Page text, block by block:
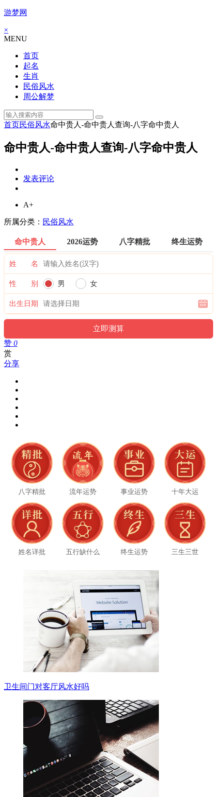
游梦网
×
MENU
首页
起名
生肖
民俗风水
周公解梦
首页民俗风水命中贵人-命中贵人查询-八字命中贵人
命中贵人-命中贵人查询-八字命中贵人
发表评论
A+
所属分类： 民俗风水
命中贵人 2026运势 八字精批 终生运势
姓 名
性 别 男 女
出生日期
赞 0
赏
分享
八字精批 流年运势 事业运势 十年大运
姓名详批 五行缺什么 终生运势 三生三世
卫生间门对客厅风水好吗